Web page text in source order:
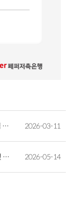
[마감]페퍼저축은행 L4 교체 사업 업체 입찰 공고 2026-03-11
[마감] 페퍼저축은행 NPL 담보 및 무담보채권 매각주간사 선정 입찰공고 2026-05-14